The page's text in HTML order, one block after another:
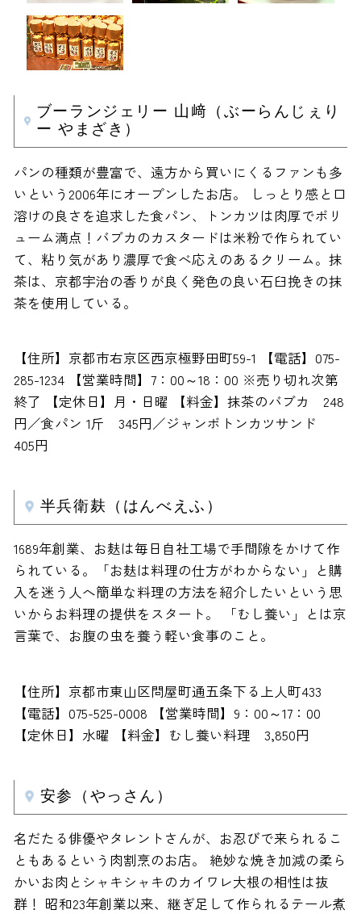
ブーランジェリー 山﨑（ぶーらんじぇり
ー やまざき）
パンの種類が豊富で、遠方から買いにくるファンも多
いという2006年にオープンしたお店。 しっとり感と口
溶けの良さを追求した食パン、トンカツは肉厚でボリ
ューム満点！バブカのカスタードは米粉で作られてい
て、粘り気があり濃厚で食べ応えのあるクリーム。抹
茶は、京都宇治の香りが良く発色の良い石臼挽きの抹
茶を使用している。
【住所】京都市右京区西京極野田町59-1 【電話】075-
285-1234 【営業時間】7：00～18：00 ※売り切れ次第
終了 【定休日】月・日曜 【料金】抹茶のバブカ 248
円／食パン 1斤 345円／ジャンボトンカツサンド
405円
半兵衛麸（はんべえふ）
1689年創業、お麸は毎日自社工場で手間隙をかけて作
られている。「お麸は料理の仕方がわからない」と購
入を迷う人へ簡単な料理の方法を紹介したいという思
いからお料理の提供をスタート。 「むし養い」とは京
言葉で、お腹の虫を養う軽い食事のこと。
【住所】京都市東山区問屋町通五条下る上人町433
【電話】075-525-0008 【営業時間】9：00～17：00
【定休日】水曜 【料金】むし養い料理 3,850円
安参（やっさん）
名だたる俳優やタレントさんが、お忍びで来られるこ
ともあるという肉割烹のお店。 絶妙な焼き加減の柔ら
かいお肉とシャキシャキのカイワレ大根の相性は抜
群！ 昭和23年創業以来、継ぎ足して作られるテール煮